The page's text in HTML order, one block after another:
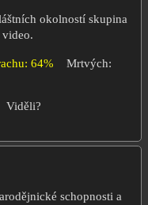
okolností skupina
video.
64%
Mrtvých:
Viděli?
schopnosti a